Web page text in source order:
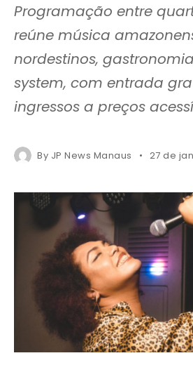
Programação entre
reúne música
nordestinos,
system, com entrada
ingressos a preços
By JP News Manaus 27 de